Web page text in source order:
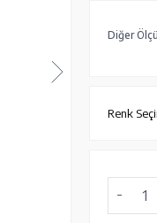
Diğer
Renk